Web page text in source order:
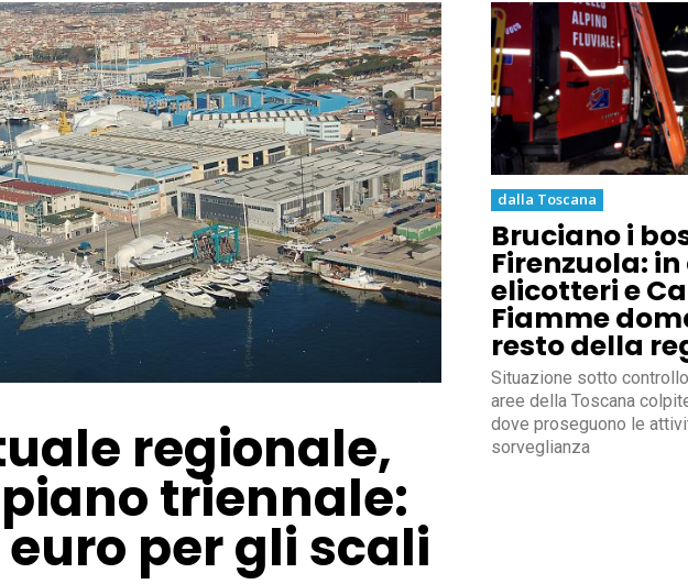
regionale,
triennale:
per gli scali
dalla Toscana
Bruciano i
Firenzuola:
elicotteri e
Fiamme
resto della
Situazione sotto
aree della Toscana
dove proseguono le
sorveglianza